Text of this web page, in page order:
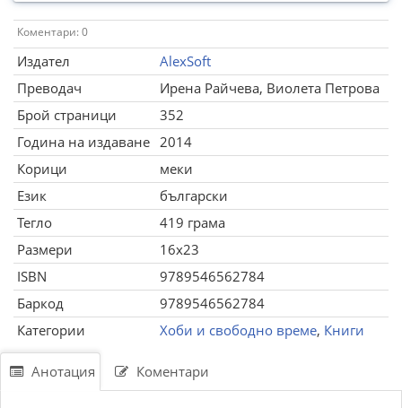
Коментари: 0
Издател
AlexSoft
Преводач
Ирена Райчева, Виолета Петрова
Брой страници
352
Година на издаване 2014
Корици
меки
Език
български
Тегло
419 грама
Размери
16x23
ISBN
9789546562784
Баркод
9789546562784
Категории
Хоби и свободно време, Книги
Анотация Коментари